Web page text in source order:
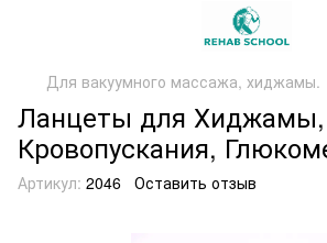
Для вакуумного массажа, хиджамы.
Ланцеты для Хиджамы,
Кровопускания,
Артикул: 2046 Оставить отзыв